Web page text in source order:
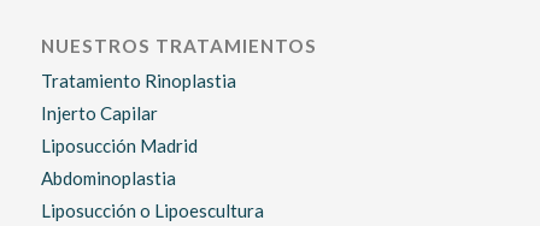
NUESTROS TRATAMIENTOS
Tratamiento Rinoplastia
Injerto Capilar
Liposucción Madrid
Abdominoplastia
Liposucción o Lipoescultura